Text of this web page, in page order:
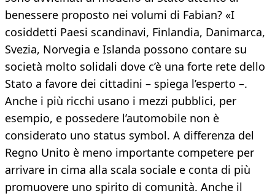
benessere proposto nei volumi di Fabian? «I
cosiddetti Paesi scandinavi, Finlandia, Danimarca,
Svezia, Norvegia e Islanda possono contare su
società molto solidali dove c’è una forte rete dello
Stato a favore dei cittadini – spiega l’esperto –.
Anche i più ricchi usano i mezzi pubblici, per
esempio, e possedere l’automobile non è
considerato uno status symbol. A differenza del
Regno Unito è meno importante competere per
arrivare in cima alla scala sociale e conta di più
promuovere uno spirito di comunità. Anche il